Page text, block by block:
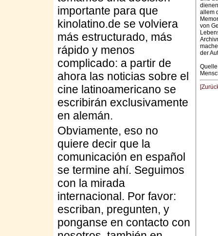
importante para que
kinolatino.de se volviera
más estructurado, más
rápido y menos
complicado: a partir de
ahora las noticias sobre el
cine latinoamericano se
escribirán exclusivamente
en alemán.
Obviamente, eso no
quiere decir que la
comunicación en español
se termine ahí. Seguimos
con la mirada
internacional. Por favor:
escriban, pregunten, y
ponganse en contacto con
allem
von
der